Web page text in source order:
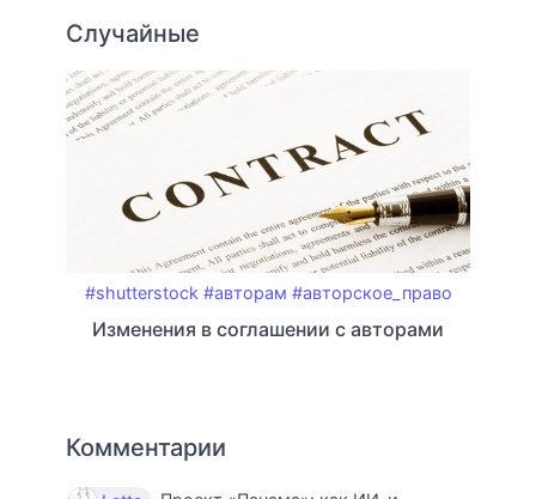
Случайные
#shutterstock #авторам #авторское_право
Изменения в соглашении с авторами
Комментарии